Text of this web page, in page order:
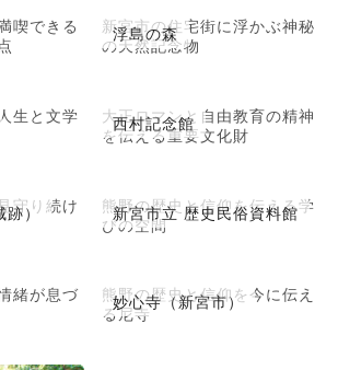
喫できる
浮島の森
新宮市の住宅街に浮かぶ神秘
の天然記念物
生と文学
西村記念館
大正ロマンと自由教育の精神
を伝える重要文化財
跡）
守り続け
新宮市立 歴史民俗資料館
熊野の歴史と信仰を伝える学
びの空間
緒が息づ
妙心寺（新宮市）
熊野の歴史と信仰を今に伝え
る尼寺